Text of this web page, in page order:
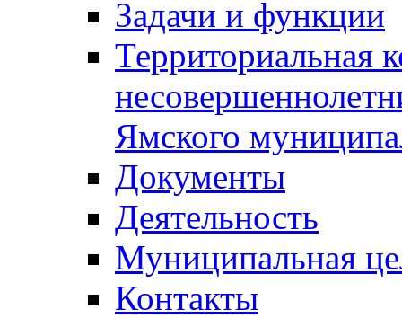
Задачи и функции
Территориальная
Ямского
Документы
Деятельность
Муниципальная
Контакты